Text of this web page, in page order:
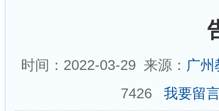
时间：2022-03-29 来源： 广
7426 我要留